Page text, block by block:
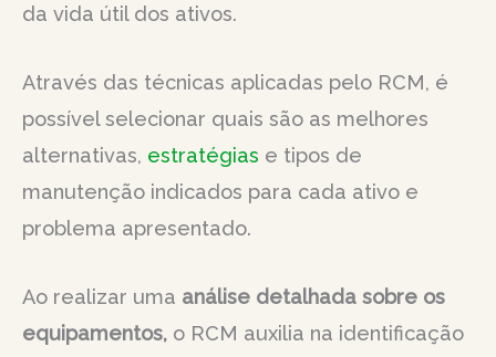
da vida útil dos ativos.
Através das técnicas aplicadas pelo RCM, é
possível selecionar quais são as melhores
alternativas, estratégias e tipos de
manutenção indicados para cada ativo e
problema apresentado.
Ao realizar uma análise detalhada sobre os
equipamentos, o RCM auxilia na identificação